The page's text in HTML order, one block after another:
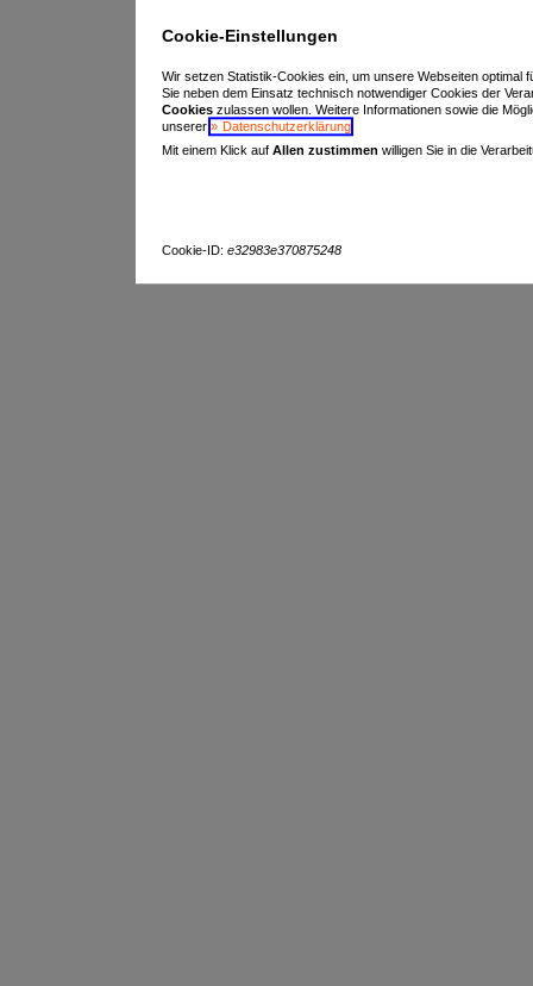
Cookie-Einstellungen
Wir setzen Statistik-Cookies ein, um unsere Webseiten
Sie neben dem Einsatz technisch notwendiger Cookies der
Cookieszulassen wollen. Weitere Informationen sowie die
unserer
Datenschutzerklärung.
Mit einem Klick auf Allen zustimmen willigen Sie in die
Cookie-ID: e32983e370875248